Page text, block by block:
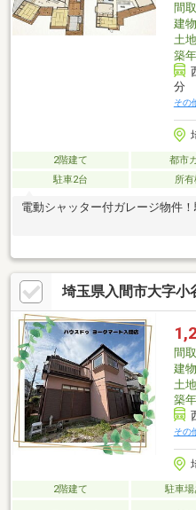
間
建
土
築
分
その
2階建て 都市
駐車2台
所
電動シャッター付ガレージ物件
埼玉県入間市大字小
間
建
土
築
その
2階建て 駐車場